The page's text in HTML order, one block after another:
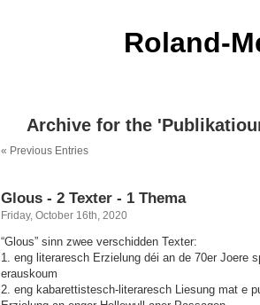
Roland-
Archive for the
« Previous Entries
Glous - 2 Texter - 1 Thema
Friday, October 16th, 2020
“Glous” sinn zwee verschidden Texter:
1. eng literaresch Erzielung déi an de 70er Joere
erauskoum
2. eng kabarettistesch-literaresch Liesung mat e